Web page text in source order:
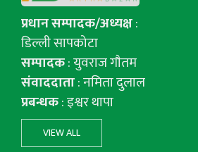
प्रधान सम्पादक/अध्यक्ष:
डिल्ली सापकोटा
सम्पादक: युवराज गाैतम
संवाददाता: नमिता दुलाल
प्रबन्धक: इश्वर थापा
VIEW ALL